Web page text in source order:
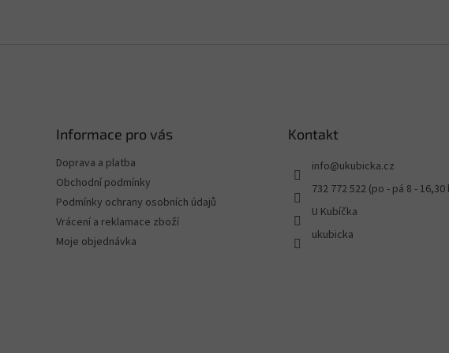
Informace pro vás
Doprava a platba
Obchodní podmínky
Podmínky ochrany osobních údajů
Vrácení a reklamace zboží
Moje objednávka
Kontakt
info@ukubicka.cz
732 772 522 (po - pá 8 - 16,30
U Kubíčka
ukubicka